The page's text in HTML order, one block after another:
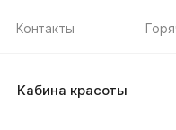
Контакты
Кабина красоты